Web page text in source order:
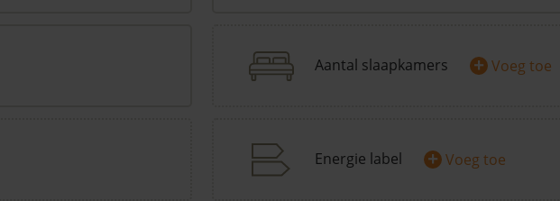
Aantal slaapkamers + Voeg toe
Energie label + Voeg toe